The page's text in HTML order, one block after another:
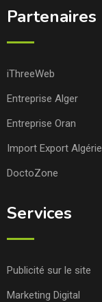
Partenaires
iThreeWeb
Entreprise Alger
Entreprise Oran
Import Export Algérie
DoctoZone
Services
Publicité sur le site
Marketing Digital